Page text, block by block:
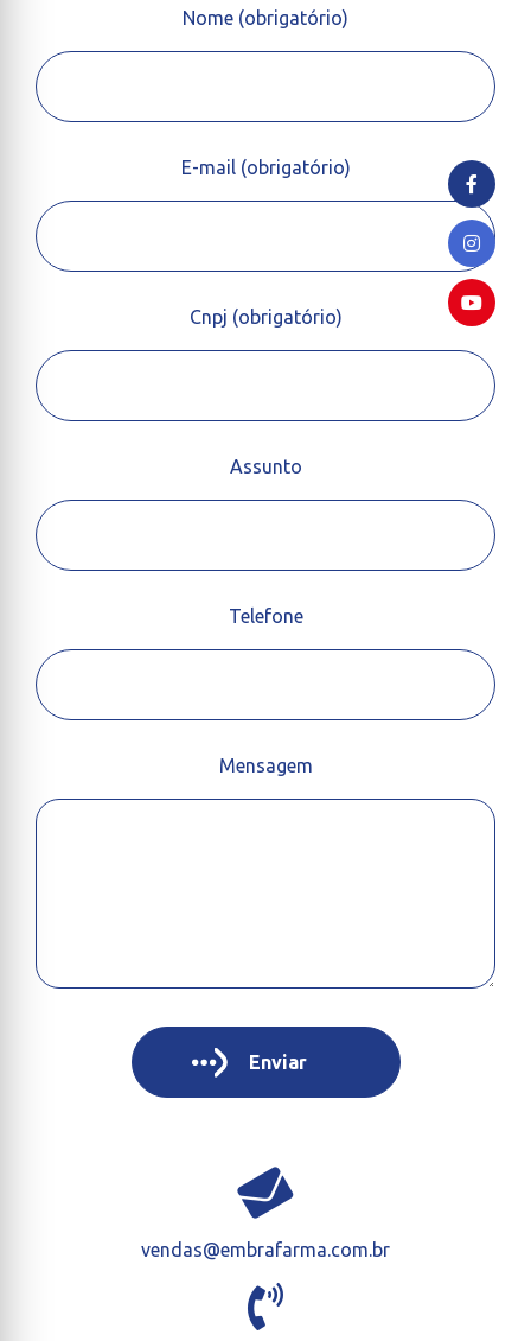
Nome (obrigatório)
E-mail (obrigatório)
Cnpj (obrigatório)
Assunto
Telefone
Mensagem
vendas@embrafarma.com.br